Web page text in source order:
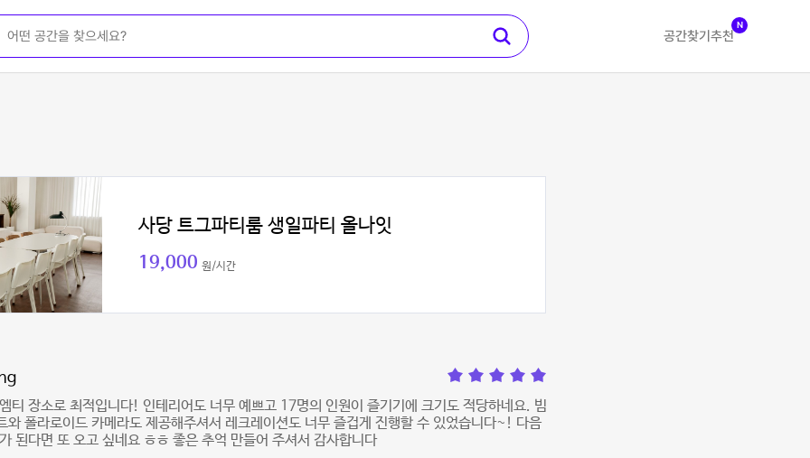
공간찾기 추천
N
사당 트그파티룸 생일파티 올나잇
19,000 원/시간
티 장소로 최적입니다! 인테리어도 너무 예쁘고 17명의 인원이 즐기기에 크기도 적당하네요. 빔
와 폴라로이드 카메라도 제공해주셔서 레크레이션도 너무 즐겁게 진행할 수 있었습니다~! 다음
된다면 또 오고 싶네요 ㅎㅎ 좋은 추억 만들어 주셔서 감사합니다